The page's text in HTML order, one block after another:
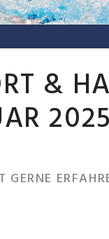
&
2025
GERNE